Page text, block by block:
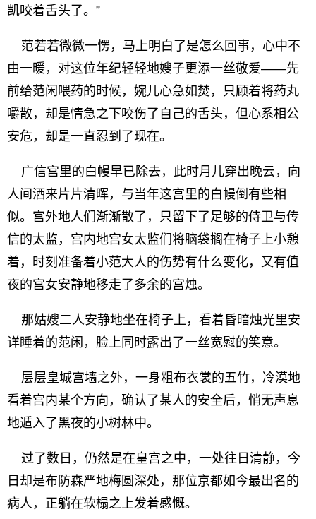
凯咬着舌头了。”
范若若微微一愣，马上明白了是怎么回事，心中不
由一暖，对这位年纪轻轻地嫂子更添一丝敬爱——先
前给范闲喂药的时候，婉儿心急如焚，只顾着将药丸
嚼散，却是情急之下咬伤了自己的舌头，但心系相公
安危，却是一直忍到了现在。
广信宫里的白幔早已除去，此时月儿穿出晚云，向
人间洒来片片清晖，与当年这宫里的白幔倒有些相
似。宫外地人们渐渐散了，只留下了足够的侍卫与传
信的太监，宫内地宫女太监们将脑袋搁在椅子上小憩
着，时刻准备着小范大人的伤势有什么变化，又有值
夜的宫女安静地移走了多余的宫烛。
那姑嫂二人安静地坐在椅子上，看着昏暗烛光里安
详睡着的范闲，脸上同时露出了一丝宽慰的笑意。
层层皇城宫墙之外，一身粗布衣裳的五竹，冷漠地
看着宫内某个方向，确认了某人的安全后，悄无声息
地遁入了黑夜的小树林中。
过了数日，仍然是在皇宫之中，一处往日清静，今
日却是布防森严地梅圆深处，那位京都如今最出名的
病人，正躺在软榻之上发着感慨。